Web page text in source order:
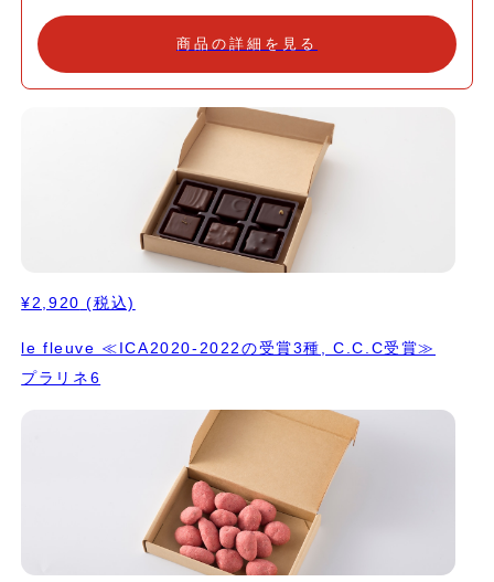
ンをぜひご体験ください。 1. いちごプラント 福岡県産のあまおう
を贅沢に使ったガナッシュ。 プラントベースの自家製クーベルチ
リネそば プラント 豆、そば、カカオと穀物同士のコラボレーショ
ンは相性が良いです。 3.オランジュウォーターガナッシュ オレン
ジの果汁と金柑を炊いたシロップで作ったウォーターガナッシュ。
自家製のオレンジリキュールで香り付け。 ⭐️ICA2022（ワール
ド）でブロンズ受賞 4.プラリネアマンドソイ 乳の代わりにソイを
使った自家製クーベルチュールベース。 アーモンドの香りがマス
キングされることなく ダイレクトに感じられます。 5.フランボワ
フルーツの香りが引き出されます。 6.プラリネココソイ 良質なス
ルで歯ごたえも楽しいひと粒。 ⭐️ICA2022（アジアパシフィック
エリア）でブロンズ受賞 7.ゆずはちみつ 工房のある兵庫県養父市
シュ。 ゆずとはちみつのやさしい味わいに、静かな農村の風が感
じられます。 8.プラリネシトロン白小豆 北海道産オーガニック白
小豆を使った自家製クーベルチュールに愛媛県中島産のオーガニッ
クレモンを合わせて。 ⭐️ICA2022（アジアパシフィックエリア）
でゴールド受賞 9.カラマンシー 完熟果汁。素材感の解像度が高
い。 鮮明でクリアな味わいが特徴的 10.ナチュール プラント この
コレクションの基準の味なので、最後の締めの１粒に 召し上がっ
商品の詳細を見る
¥2,920 (税込)
le fleuve ≪ICA2020-2022の受賞3種, C.C.C受賞≫
プラリネ6